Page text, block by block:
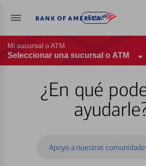
Entrar
Mi sucursal o ATM
Seleccionar una sucursal o ATM
¿En qué
Apoyo a nuestras